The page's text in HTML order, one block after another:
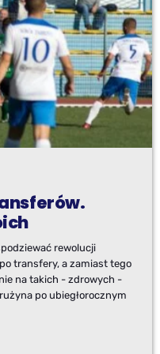
rewolucji
transfery, a zamiast tego
na takich - zdrowych -
po ubiegłorocznym